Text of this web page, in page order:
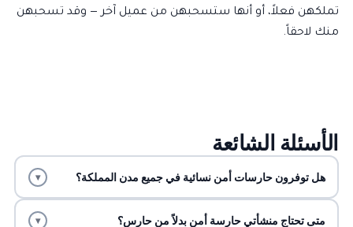
تملكهن فعلاً، أو أنها ستسحبهن من عميل آخر — وقد تسحبهن
منك لاحقاً.
الأسئلة الشائعة
هل توفرون حارسات أمن نسائية في جميع مدن المملكة؟ ▾
متى تحتاج منشأتي حارسة أمن بدلاً من حارس؟ ▾